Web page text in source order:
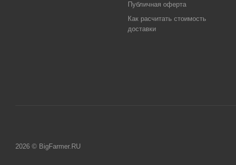
Публичная оферта
Как расчитать стоимость
доставки
2026 © BigFarmer.RU